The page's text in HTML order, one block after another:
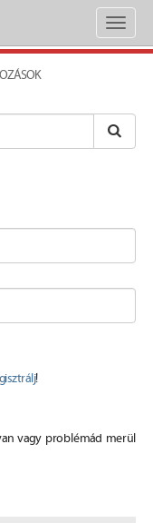
Toggle
!
vagy problémád merül